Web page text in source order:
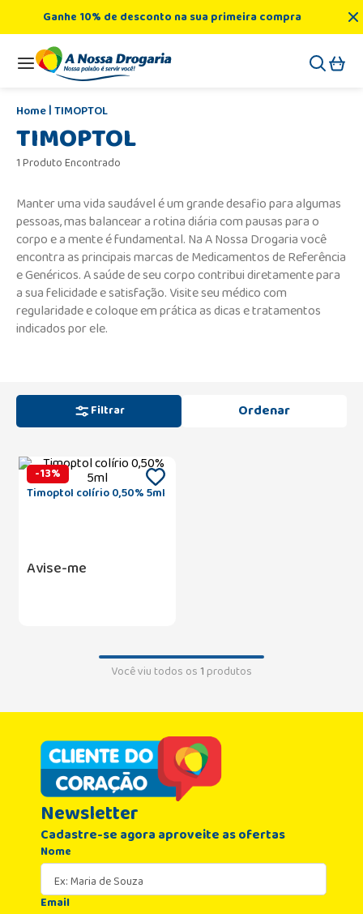
Ganhe 10% de desconto na sua primeira compra
TIMOPTOL
TIMOPTOL
1 Produto Encontrado
Manter uma vida saudável é um grande desafio para algumas
pessoas, mas balancear a rotina diária com pausas para o
corpo e a mente é fundamental. Na A Nossa Drogaria você
encontra as principais marcas de Medicamentos de Referência
e Genéricos. A saúde de seu corpo contribui diretamente para
a sua felicidade e satisfação. Visite seu médico com
regularidade e coloque em prática as dicas e tratamentos
indicados por ele.
Filtrar
-13%
Timoptol colírio 0,50% 5ml
Avise-me
Você viu todos os1produtos
Newsletter
Cadastre-se agora aproveite as ofertas
Nome
Email